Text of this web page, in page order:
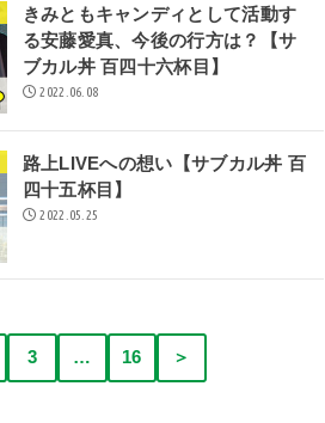
きみともキャンディとして活動す
る安藤愛真、今後の行方は？【サ
ブカル丼 百四十六杯目】
2022.06.08
路上LIVEへの想い【サブカル丼 百
四十五杯目】
2022.05.25
3 … 16 ＞